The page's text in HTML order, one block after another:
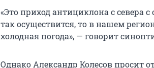
«Это приход антициклона с севера
так осуществится, то в нашем
холодная погода», — говорит
Однако Александр Колесов просит